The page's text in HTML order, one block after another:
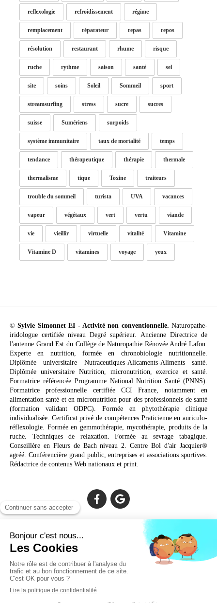
reflexologie refroidissement régime
remplacement réparateur repas repos
résolution restaurant rhume risque
ruche rythme saison santé sel
site soins Soleil Sommeil sport
streamsurfing stress sucre sucres
suisse Sumériens surpoids
système immunitaire taux de mortalité temps
tendance thérapeutique thérapie thermale
thermalisme tique Toxine traiteurs
trouble du sommeil turista UVA vacances
vapeur végétaux vert vertu viande
vie vieillir virtuelle vitalité Vitamine
Vitamine D vitamines voyage yeux
©Sylvie Simonnet EI - Activité non conventionnelle. Naturopathe-
iridologue certifiée niveau Degré supérieur. Ancienne Directrice de
l'antenne Grand Est du Collège de Naturopathie Rénovée André Lafon.
Experte en nutrition, formée en chronobiologie nutritionnelle.
Diplômée universitaire Nutraceutiques-Alicaments-Aliments santé.
Diplômée universitaire Nutrition, micronutrition, exercice et santé.
Formatrice référencée Programme National Nutrition Santé (PNNS).
Formatrice professionnelle certifiée CCI France, notamment en
alimentation santé et en micronutrition pour des professionnels de santé
(formation validant ODPC). Formée en phytothérapie clinique
individualisée. Certificat privé de compétences Praticienne en auriculo-
réflexologie. Formée en gemmothérapie, mycothérapie, produits de la
ruche. Techniques de relaxation. Formée au sevrage tabagique.
Conseillère en Fleurs de Bach niveau 2. Centre Bol d'air Jacquier®
agréé. Conférencière grand public, entreprises et associations sportives.
Rédactrice de contenus Web nationaux et print.
Cabinet facilement accessible depuis :
Lechiagat, Treffiagat, Lesconil, Loctudy, Plobannalec, Fouesnant,
Plomeur, Pont L'Abbé, Quimper, Bénodet, Concarneau,
Douarnenez, Crozon, Rosporden, Pont-Aven, Brest, Landerneau